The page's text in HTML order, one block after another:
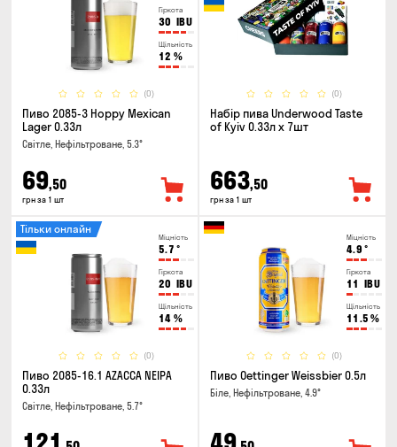
Гіркота
30 IBU
Щільність
12 %
(0)
Пиво 2085-3 Hoppy Mexican
Lager 0.33л
Світле, Нефільтроване, 5.3°
69,50
грн за 1 шт
(0)
Набір пива Underwood Taste
of Kyiv 0.33л x 7шт
663,50
грн за 1 шт
Міцність
5.7 °
Гіркота
20 IBU
Щільність
14 %
(0)
Тільки онлайн
Пиво 2085-16.1 AZACCA NEIPA
0.33л
Світле, Нефільтроване, 5.7°
Міцність
4.9 °
Гіркота
11 IBU
Щільність
11.5 %
(0)
Пиво Oettinger Weissbier 0.5л
Біле, Нефільтроване, 4.9°